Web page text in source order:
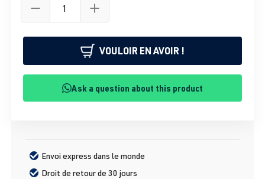
VOULOIR EN AVOIR !
Ask a question about this product
Envoi express dans le monde
Droit de retour de 30 jours